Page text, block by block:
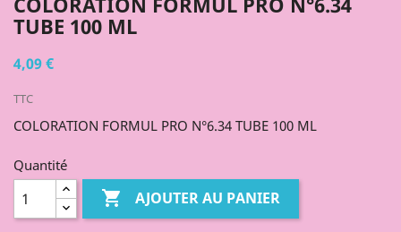
TUBE 100 ML
4,09 €
TTC
COLORATION FORMUL PRO N°6.34 TUBE 100 ML
Quantité
 AJOUTER AU PANIER